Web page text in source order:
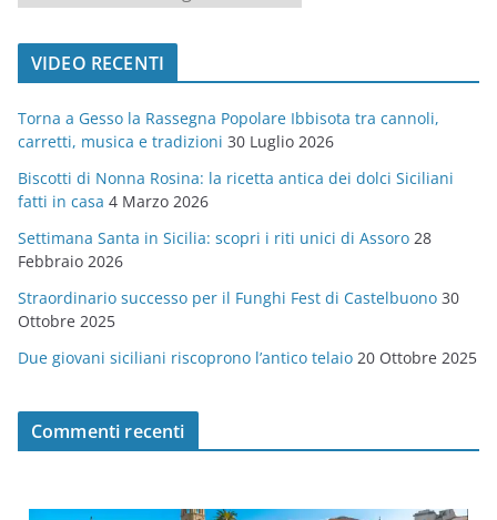
a
t
o
r
i
e
VIDEO RECENTI
Torna a Gesso la Rassegna Popolare Ibbisota tra cannoli,
carretti, musica e tradizioni 30 Luglio 2026
Biscotti di Nonna Rosina: la ricetta antica dei dolci Siciliani
fatti in casa 4 Marzo 2026
Settimana Santa in Sicilia: scopri i riti unici di Assoro 28
Febbraio 2026
Straordinario successo per il Funghi Fest di Castelbuono 30
Ottobre 2025
Due giovani siciliani riscoprono l’antico telaio 20 Ottobre 2025
Commenti recenti